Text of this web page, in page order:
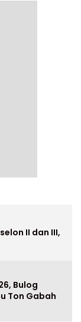
II dan III,
Bulog
Ton Gabah